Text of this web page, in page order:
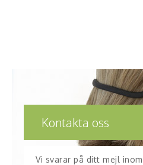
Kontakta oss
Vi svarar på ditt mejl